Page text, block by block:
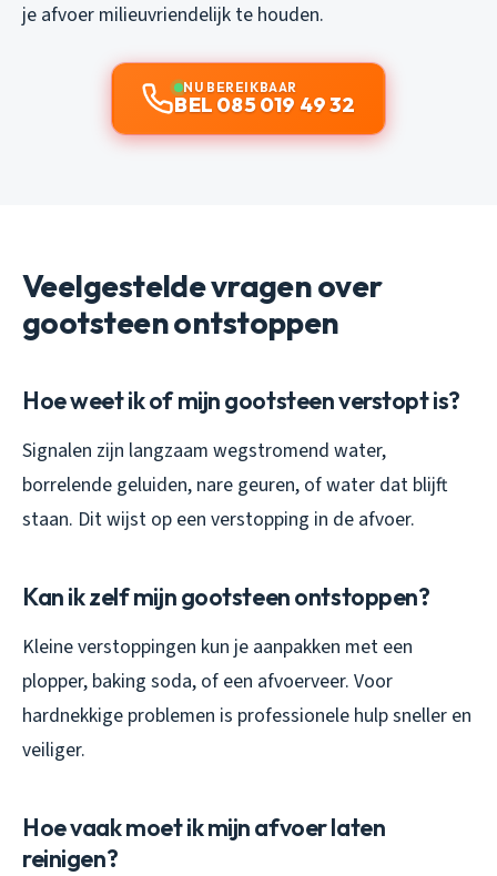
je afvoer milieuvriendelijk te houden.
NU BEREIKBAAR
BEL 085 019 49 32
Veelgestelde vragen over
gootsteen ontstoppen
Hoe weet ik of mijn gootsteen verstopt is?
Signalen zijn langzaam wegstromend water,
borrelende geluiden, nare geuren, of water dat blijft
staan. Dit wijst op een verstopping in de afvoer.
Kan ik zelf mijn gootsteen ontstoppen?
Kleine verstoppingen kun je aanpakken met een
plopper, baking soda, of een afvoerveer. Voor
hardnekkige problemen is professionele hulp sneller en
veiliger.
Hoe vaak moet ik mijn afvoer laten
reinigen?